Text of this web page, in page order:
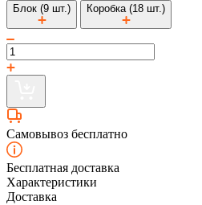
Блок (9 шт.) Коробка (18 шт.)
Самовывоз бесплатно
Бесплатная доставка
Характеристики
Доставка